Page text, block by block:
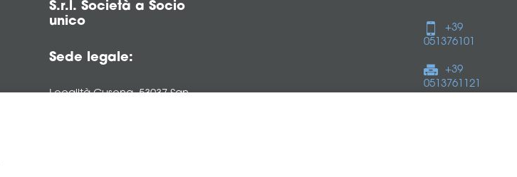
S.r.l. Società a Socio
unico
Sede legale:
Località Cusona, 53037 San
+39
051376101
+39
0513761121